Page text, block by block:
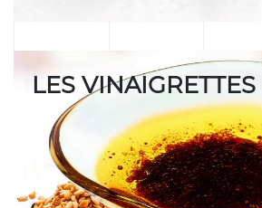
LES VINAIGRETTES